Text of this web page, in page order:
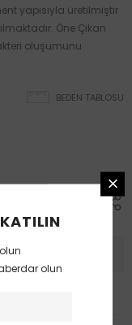
yapısıyla üretilmiştir
Öne Çıkan
oluşumunu
BEDEN TABLOSU
olun